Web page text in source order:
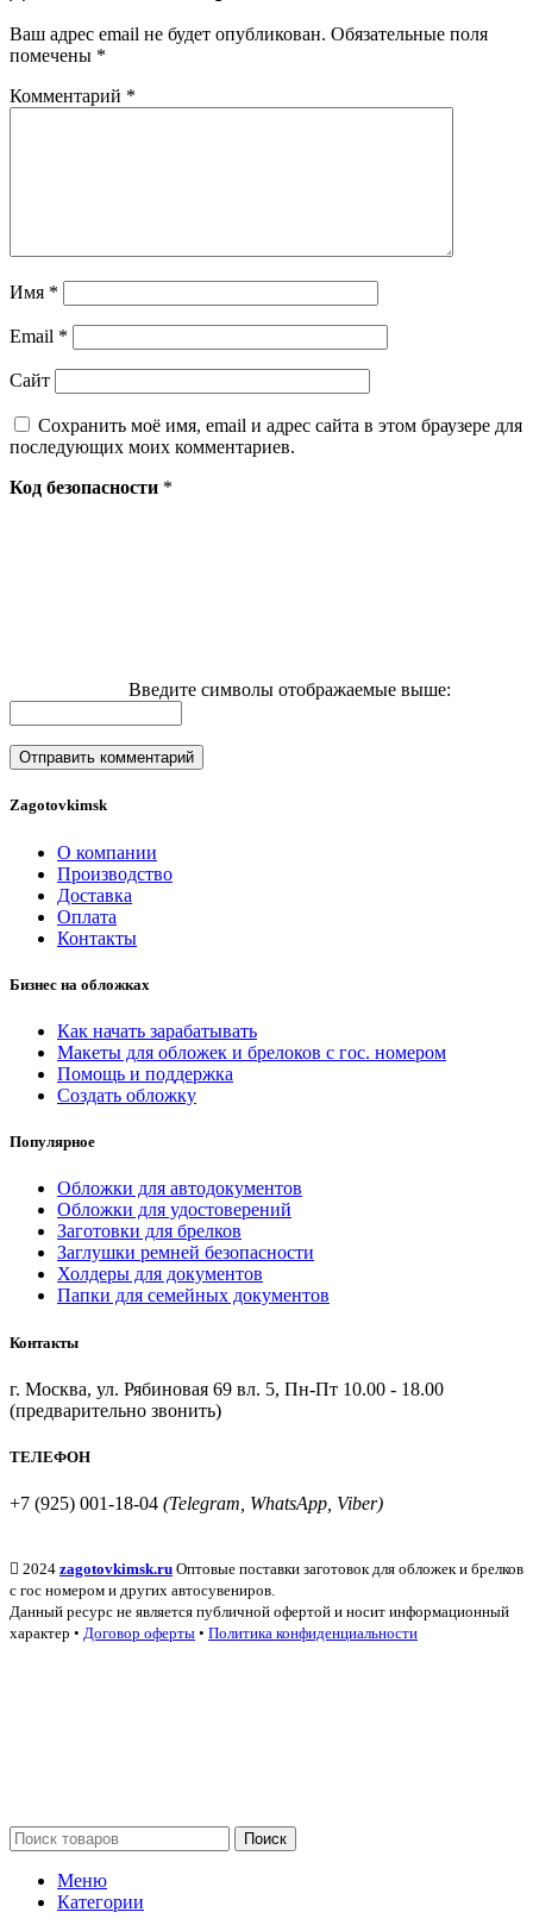
Ваш адрес email не будет опубликован. Обязательные поля
помечены *
Комментарий *
Имя *
Email *
Сайт
Сохранить моё имя, email и адрес сайта в этом браузере для
последующих моих комментариев.
Код безопасности *
Введите символы отображаемые выше:
Zagotovkimsk
О компании
Производство
Доставка
Оплата
Контакты
Бизнес на обложках
Как начать зарабатывать
Макеты для обложек и брелоков с гос. номером
Помощь и поддержка
Создать обложку
Популярное
Обложки для автодокументов
Обложки для удостоверений
Заготовки для брелков
Заглушки ремней безопасности
Холдеры для документов
Папки для семейных документов
Контакты
г. Москва, ул. Рябиновая 69 вл. 5, Пн-Пт 10.00 - 18.00
(предварительно звонить)
ТЕЛЕФОН
+7 (925) 001-18-04 (Telegram, WhatsApp, Viber)
2024 zagotovkimsk.ru Оптовые поставки заготовок для обложек и брелков
с гос номером и других автосувениров.
Данный ресурс не является публичной офертой и носит информационный
характер • Договор оферты • Политика конфиденциальности
Поиск
Меню
Категории